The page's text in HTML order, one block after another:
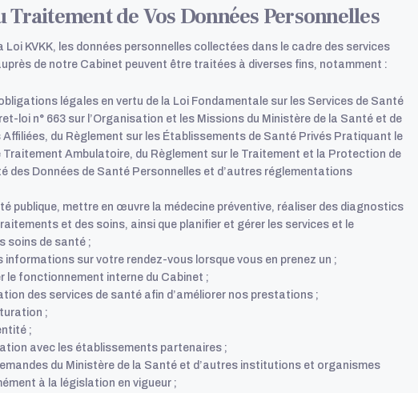
Traitement de Vos Données Personnelles
KVKK, les données personnelles collectées dans le cadre des services
de notre Cabinet peuvent être traitées à diverses fins, notamment :
légales en vertu de la Loi Fondamentale sur les Services de Santé
loi n° 663 sur l’Organisation et les Missions du Ministère de la Santé et de
du Règlement sur les Établissements de Santé Privés Pratiquant le
Traitement Ambulatoire, du Règlement sur le Traitement et la Protection de
des Données de Santé Personnelles et d’autres réglementations
publique, mettre en œuvre la médecine préventive, réaliser des diagnostics
et des soins, ainsi que planifier et gérer les services et le
soins de santé ;
informations sur votre rendez-vous lorsque vous en prenez un ;
le fonctionnement interne du Cabinet ;
des services de santé afin d’améliorer nos prestations ;
;
;
avec les établissements partenaires ;
du Ministère de la Santé et d’autres institutions et organismes
à la législation en vigueur ;